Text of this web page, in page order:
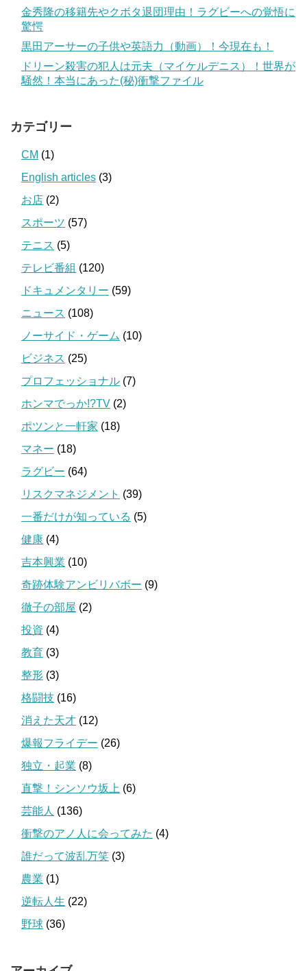
金秀隆の移籍先やクボタ退団理由！ラグビーへの覚悟に
驚愕
黒田アーサーの子供や英語力（動画）！今現在も！
ドリーン殺害の犯人は元夫（マイケルデニス）！世界が
騒然！本当にあった(秘)衝撃ファイル
カテゴリー
CM (1)
English articles (3)
お店 (2)
スポーツ (57)
テニス (5)
テレビ番組 (120)
ドキュメンタリー (59)
ニュース (108)
ノーサイド・ゲーム (10)
ビジネス (25)
プロフェッショナル (7)
ホンマでっか!?TV (2)
ポツンと一軒家 (18)
マネー (18)
ラグビー (64)
リスクマネジメント (39)
一番だけが知っている (5)
健康 (4)
吉本興業 (10)
奇跡体験アンビリバボー (9)
徹子の部屋 (2)
投資 (4)
教育 (3)
整形 (3)
格闘技 (16)
消えた天才 (12)
爆報フライデー (26)
独立・起業 (8)
直撃！シンソウ坂上 (6)
芸能人 (136)
衝撃のアノ人に会ってみた (4)
誰だって波乱万笑 (3)
農業 (1)
逆転人生 (22)
野球 (36)